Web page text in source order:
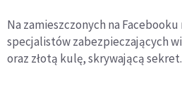
Na zamieszczonych na
specjalistów zabezpieczających
oraz złotą kulę, skrywającą sekret.